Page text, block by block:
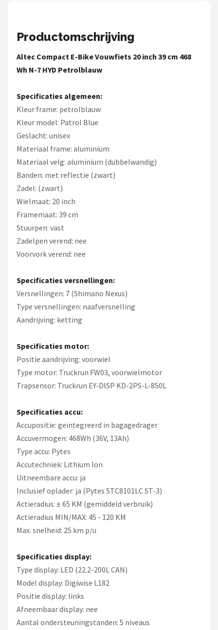
Alle merken →
Productomschrijving
Altec Compact E-Bike Vouwfiets 20 inch 39 cm 468
Wh N-7 HYD Petrolblauw
Specificaties algemeen:
Kleur frame: petrolblauw
Kleur model: Patrol Blue
Geslacht: unisex
Materiaal frame: aluminium
Materiaal velg: aluminium (dubbelwandig)
Banden: met reflectie (zwart)
Zadel: (zwart)
Wielmaat: 20 inch
Framemaat: 39 cm
Stuurpen: vast
Zadelpen verend: nee
Voorvork verend: nee
Specificaties versnellingen:
Versnellingen: 7 (Shimano Nexus)
Type versnellingen: naafversnelling
Aandrijving: ketting
Specificaties motor:
Positie aandrijving: voorwiel
Type motor: Truckrun FW03, voorwielmotor
Trapsensor: Truckrun EY-DISP KD-2PS-L-850L
Specificaties accu:
Accupositie: geïntegreerd in bagagedrager
Accuvermogen: 468Wh (36V, 13Ah)
Type accu: Pytes
Accutechniek: Lithium Ion
Uitneembare accu: ja
Inclusief oplader: ja (Pytes STC8101LC ST-3)
Actieradius: ± 65 KM (gemiddeld verbruik)
Actieradius MIN/MAX: 45 - 120 KM
Max. snelheid: 25 km p/u
Specificaties display:
Type display: LED (22.2-200L CAN)
Model display: Digiwise L182
Positie display: links
Afneembaar display: nee
Aantal ondersteuningstanden: 5 niveaus